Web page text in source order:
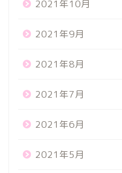
2021年10月
2021年9月
2021年8月
2021年7月
2021年6月
2021年5月